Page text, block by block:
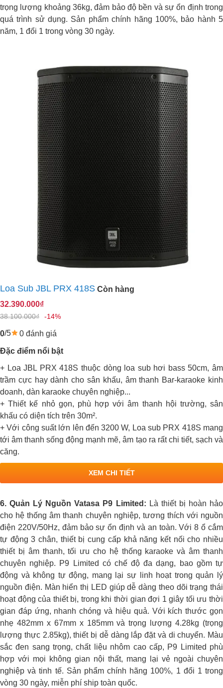
trọng lượng khoảng 36kg, đảm bảo độ bền và sự ổn định trong
quá trình sử dụng. Sản phẩm chính hãng 100%, bảo hành 5
năm, 1 đổi 1 trong vòng 30 ngày.
Loa Sub JBL PRX 418S Còn hàng
32.390.000₫
38.100.000₫ -14%
0/5 0 đánh giá
Đặc điểm nổi bật
+ Loa JBL PRX 418S thuộc dòng loa sub hơi bass 50cm, âm
trầm cực hay dành cho sân khấu, âm thanh Bar-karaoke kinh
doanh, dàn karaoke chuyên nghiệp...
+ Thiết kế nhỏ gọn, phù hợp với âm thanh hội trường, sân
khấu có diện tích trên 30m².
+ Với công suất lớn lên đến 3200 W, Loa sub PRX 418S mang
tới âm thanh sống động mạnh mẽ, âm tạo ra rất chi tiết, sạch và
căng.
XEM CHI TIẾT
6. Quản Lý Nguồn Vatasa P9 Limited: Là thiết bị hoàn hảo
cho hệ thống âm thanh chuyên nghiệp, tương thích với nguồn
điện 220V/50Hz, đảm bảo sự ổn định và an toàn. Với 8 ổ cắm
tự động 3 chân, thiết bị cung cấp khả năng kết nối cho nhiều
thiết bị âm thanh, tối ưu cho hệ thống karaoke và âm thanh
chuyên nghiệp. P9 Limited có chế độ đa dạng, bao gồm tự
động và không tự động, mang lại sự linh hoạt trong quản lý
nguồn điện. Màn hiển thị LED giúp dễ dàng theo dõi trạng thái
hoạt động của thiết bị, trong khi thời gian đợi 1 giây tối ưu thời
gian đáp ứng, nhanh chóng và hiệu quả. Với kích thước gọn
nhẹ 482mm x 67mm x 185mm và trọng lượng 4.28kg (trọng
lượng thực 2.85kg), thiết bị dễ dàng lắp đặt và di chuyển. Màu
sắc đen sang trọng, chất liệu nhôm cao cấp, P9 Limited phù
hợp với mọi không gian nội thất, mang lại vẻ ngoài chuyên
nghiệp và tinh tế. Sản phẩm chính hãng 100%, 1 đổi 1 trong
vòng 30 ngày, miễn phí ship toàn quốc.